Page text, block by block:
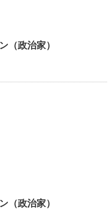
（政治家）
（政治家）